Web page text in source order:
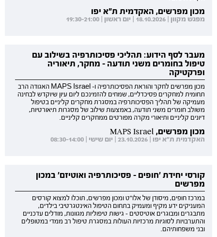
מכון מפרשים, האקדמית ת"א יפו
מפגש מקוון | 18.10.2026 | יום ראשון | 19:30-21:00
מעבר לסף הידוע: תהליכי פסיכותרפיה בשילוב עם
טיפול בחומרים משני תודעה - מחקר, תיאוריה
ופרקטיקה
מכון מפרשים לחקר והוראת הפסיכותרפיה ו- MAPS Israel האגודה הרב
תחומית למחקרים פסיכדליים, שמחים להזמינכם ליום עיון שיוקדש לבחינה
מעמיקה של תהליך הפסיכותרפיה במסגרת מחקרים קליניים בטיפול
משולב חומרים משני תודעה, באמצעות שילוב של מסגרות תיאורטיות,
דיונים קליניים ותיאורי מקרה מפורטים ממחקרים קליניים.
מכון מפרשים, MAPS Israel
האקדמית ת"א יפו | 23.10.2026 | יום שישי | 08:30-14:00
קורסי יחידת 'חופים - פסיכותרפיה ואוטיזם' במכון
מפרשים
במרכז חופים, מיסודן של אלו"ט ומכון מפרשים, תוכלו למצוא קורסים
המעניקים ידע מקיף ומעמיק בתחום הטיפול האינטגרטיבי בילדים,
מתבגרים ומבוגרים אוטיסטים - גישות טיפוליות מגוונות, מודלים עדכניים
והתערבויות לסוגיות מרכזיות העולות במסגרת טיפול רב ממדי במטופלים
ובני משפחותיהם.